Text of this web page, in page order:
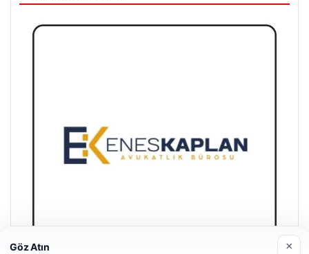
Göz Atın ×